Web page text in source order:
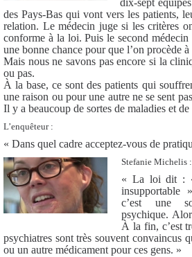
des Pays-Bas qui vont vers les patients,
relation. Le médecin juge si les critères
conforme à la loi. Puis le second
une bonne chance pour que l’on procède à
Mais nous ne savons pas encore si la
ou pas.
À la base, ce sont des patients qui
une raison ou pour une autre ne se sent
Il y a beaucoup de sortes de maladies et
L’enquêteur :
« Dans quel cadre acceptez-vous de
Stefanie Michelis :
« La loi dit :
insupportable
c’est une
psychique.
À la fin, c’est
psychiatres sont très souvent convaincus
ou un autre médicament pour ces gens. »